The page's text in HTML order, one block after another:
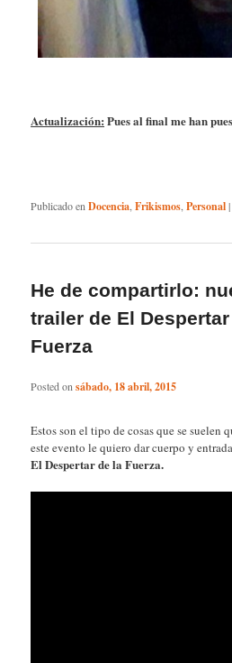
Actualización: Pues al final me han
Publicado en Docencia ,Frikismos ,Personal
He de compartirlo:
trailer de El
Fuerza
Posted onsábado, 18 abril, 2015
Estos son el tipo de cosas que se suelen
este evento le quiero dar cuerpo y
El Despertar de la Fuerza.